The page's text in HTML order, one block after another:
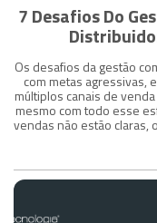
7 Desafios Do
Os desafios da gestão
com metas agressivas,
múltiplos canais de
mesmo com todo esse
vendas não estão claras,